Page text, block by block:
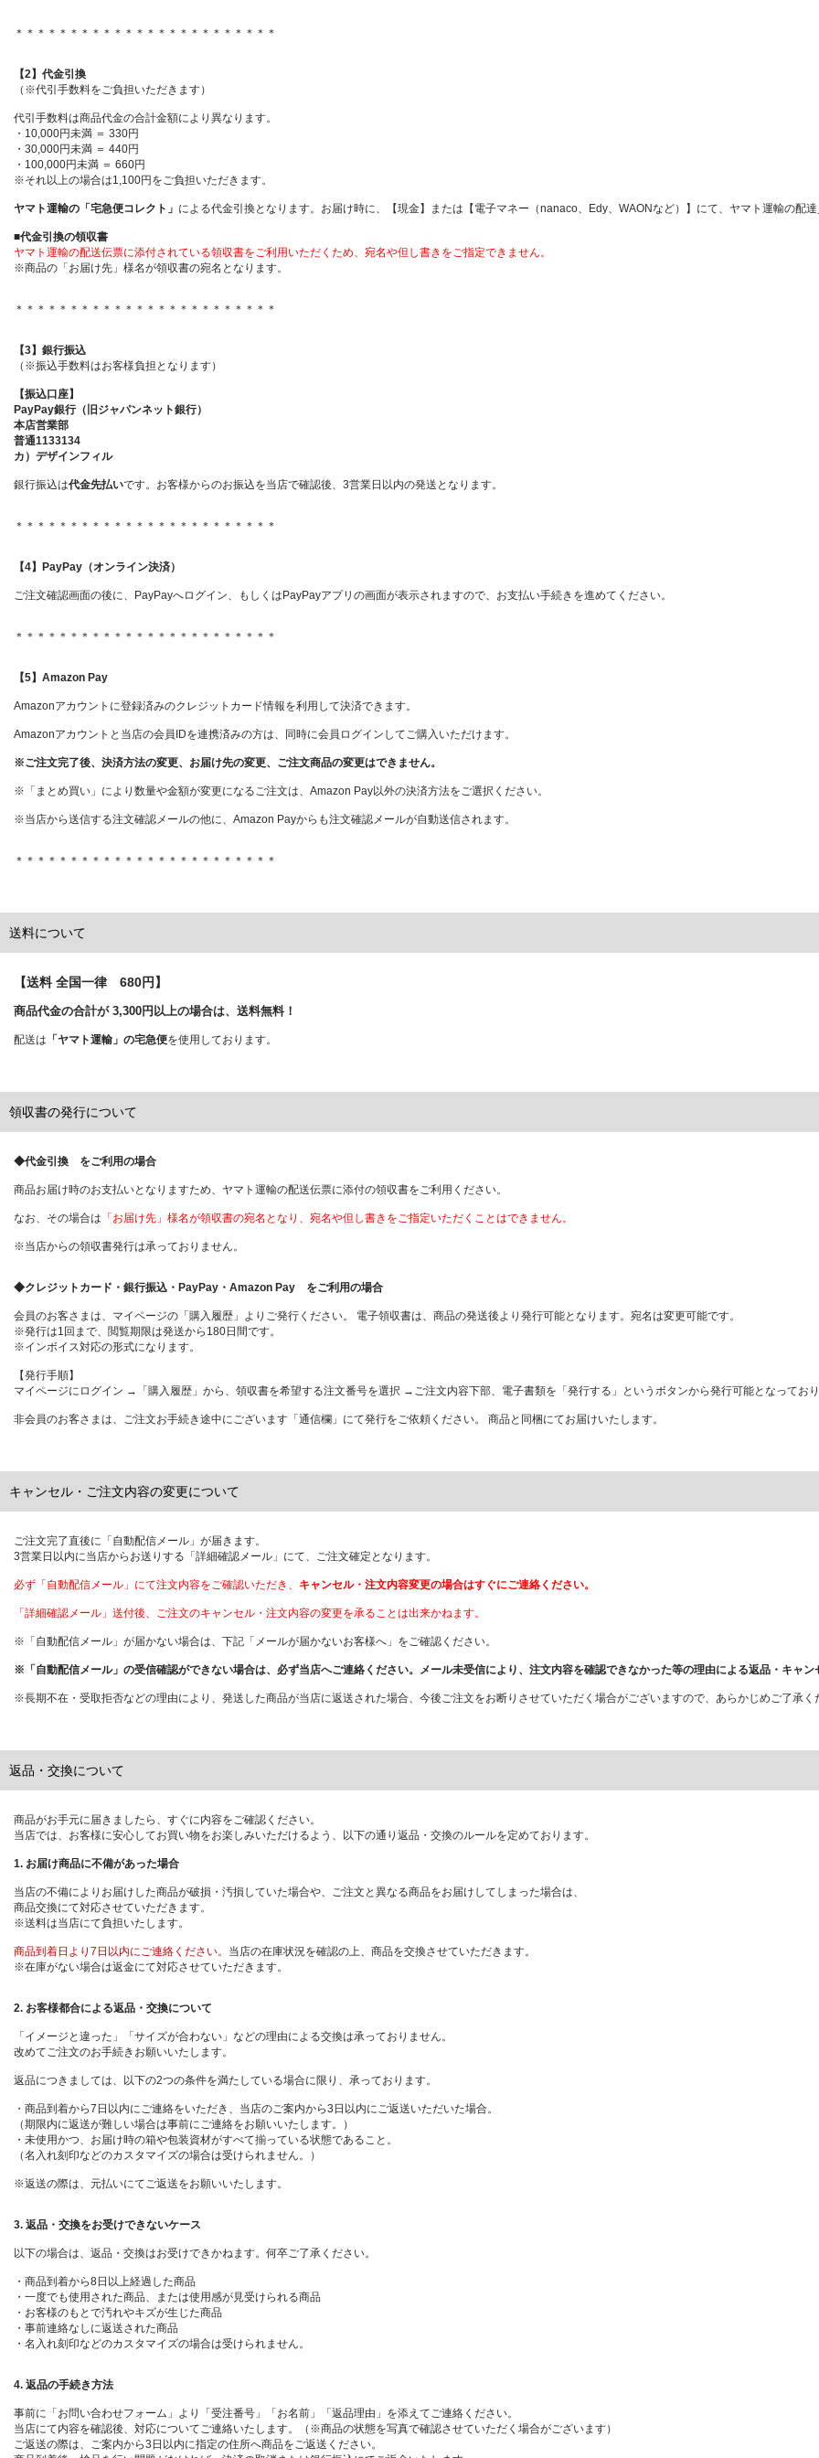
＊＊＊＊＊＊＊＊＊＊＊＊＊＊＊＊＊＊＊＊＊＊＊＊
【2】代金引換
（※代引手数料をご負担いただきます）
代引手数料は商品代金の合計金額により異なります。
・10,000円未満 ＝ 330円
・30,000円未満 ＝ 440円
・100,000円未満 ＝ 660円
※それ以上の場合は1,100円をご負担いただきます。
ヤマト運輸の「宅急便コレクト」 による代金引換となります。お届け時に、【現金】または【電子マネー（nanaco、Edy、WAONなど）】にて、ヤマト運輸の配
■代金引換の領収書
ヤマト運輸の配送伝票に添付されている領収書をご利用いただくため、宛名や但し書きをご指定できません。
※商品の「お届け先」様名が領収書の宛名となります。
＊＊＊＊＊＊＊＊＊＊＊＊＊＊＊＊＊＊＊＊＊＊＊＊
【3】銀行振込
（※振込手数料はお客様負担となります）
【振込口座】
PayPay銀行（旧ジャパンネット銀行）
本店営業部
普通1133134
カ）デザインフィル
銀行振込は代金先払いです。お客様からのお振込を当店で確認後、3営業日以内の発送となります。
＊＊＊＊＊＊＊＊＊＊＊＊＊＊＊＊＊＊＊＊＊＊＊＊
【4】PayPay（オンライン決済）
ご注文確認画面の後に、PayPayへログイン、もしくはPayPayアプリの画面が表示されますので、お支払い手続きを進めてください。
＊＊＊＊＊＊＊＊＊＊＊＊＊＊＊＊＊＊＊＊＊＊＊＊
【5】Amazon Pay
Amazonアカウントに登録済みのクレジットカード情報を利用して決済できます。
Amazonアカウントと当店の会員IDを連携済みの方は、同時に会員ログインしてご購入いただけます。
※ご注文完了後、決済方法の変更、お届け先の変更、ご注文商品の変更はできません。
※「まとめ買い」により数量や金額が変更になるご注文は、Amazon Pay以外の決済方法をご選択ください。
※当店から送信する注文確認メールの他に、Amazon Payからも注文確認メールが自動送信されます。
＊＊＊＊＊＊＊＊＊＊＊＊＊＊＊＊＊＊＊＊＊＊＊＊
送料について
【送料 全国一律 680円】
商品代金の合計が 3,300円以上の場合は、送料無料！
配送は 「ヤマト運輸」の宅急便を使用しております。
領収書の発行について
◆代金引換 をご利用の場合
商品お届け時のお支払いとなりますため、ヤマト運輸の配送伝票に添付の領収書をご利用ください。
なお、その場合は 「お届け先」様名が領収書の宛名となり、宛名や但し書きをご指定いただくことはできません。
※当店からの領収書発行は承っておりません。
◆クレジットカード・銀行振込・PayPay・Amazon Pay をご利用の場合
会員のお客さまは、マイページの「購入履歴」よりご発行ください。 電子領収書は、商品の発送後より発行可能となります。宛名は変更可能です。
※発行は1回まで、閲覧期限は発送から180日間です。
※インボイス対応の形式になります。
【発行手順】
マイページにログイン →「購入履歴」から、領収書を希望する注文番号を選択 →ご注文内容下部、電子書類を「発行する」というボタンから発行可能となってお
非会員のお客さまは、ご注文お手続き途中にございます「通信欄」にて発行をご依頼ください。 商品と同梱にてお届けいたします。
キャンセル・ご注文内容の変更について
ご注文完了直後に「自動配信メール」が届きます。
3営業日以内に当店からお送りする「詳細確認メール」にて、ご注文確定となります。
必ず「自動配信メール」にて注文内容をご確認いただき、 キャンセル・注文内容変更の場合はすぐにご連絡ください。
「詳細確認メール」送付後、ご注文のキャンセル・注文内容の変更を承ることは出来かねます。
※「自動配信メール」が届かない場合は、下記「メールが届かないお客様へ」をご確認ください。
※「自動配信メール」の受信確認ができない場合は、必ず当店へご連絡ください。メール未受信により、注文内容を確認できなかった等の理由による返品・キャ
※長期不在・受取拒否などの理由により、発送した商品が当店に返送された場合、今後ご注文をお断りさせていただく場合がございますので、あらかじめご了承く
返品・交換について
商品がお手元に届きましたら、すぐに内容をご確認ください。
当店では、お客様に安心してお買い物をお楽しみいただけるよう、以下の通り返品・交換のルールを定めております。
1. お届け商品に不備があった場合
当店の不備によりお届けした商品が破損・汚損していた場合や、ご注文と異なる商品をお届けしてしまった場合は、
商品交換にて対応させていただきます。
※送料は当店にて負担いたします。
商品到着日より7日以内にご連絡ください。 当店の在庫状況を確認の上、商品を交換させていただきます。
※在庫がない場合は返金にて対応させていただきます。
2. お客様都合による返品・交換について
「イメージと違った」「サイズが合わない」などの理由による交換は承っておりません。
改めてご注文のお手続きお願いいたします。
返品につきましては、以下の2つの条件を満たしている場合に限り、承っております。
・商品到着から7日以内にご連絡をいただき、当店のご案内から3日以内にご返送いただいた場合。
（期限内に返送が難しい場合は事前にご連絡をお願いいたします。）
・未使用かつ、お届け時の箱や包装資材がすべて揃っている状態であること。
（名入れ刻印などのカスタマイズの場合は受けられません。）
※返送の際は、元払いにてご返送をお願いいたします。
3. 返品・交換をお受けできないケース
以下の場合は、返品・交換はお受けできかねます。何卒ご了承ください。
・商品到着から8日以上経過した商品
・一度でも使用された商品、または使用感が見受けられる商品
・お客様のもとで汚れやキズが生じた商品
・事前連絡なしに返送された商品
・名入れ刻印などのカスタマイズの場合は受けられません。
4. 返品の手続き方法
事前に「お問い合わせフォーム」より「受注番号」「お名前」「返品理由」を添えてご連絡ください。
当店にて内容を確認後、対応についてご連絡いたします。（※商品の状態を写真で確認させていただく場合がございます）
ご返送の際は、ご案内から3日以内に指定の住所へ商品をご返送ください。